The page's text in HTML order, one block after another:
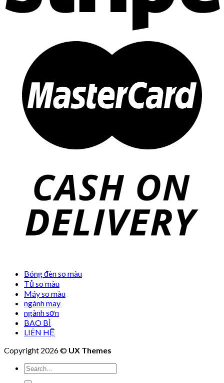
Bóng đèn so màu
Tủ so màu
Máy so màu
ngành may
ngành sơn
BAO BÌ
LIÊN HỆ
Copyright 2026 © UX Themes